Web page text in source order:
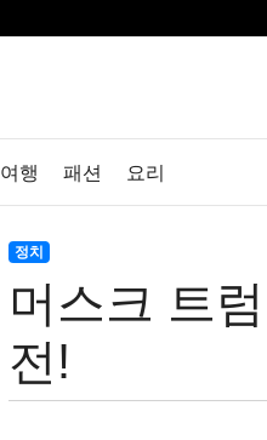
여행 패션 요리
정치
머스크 트
전!